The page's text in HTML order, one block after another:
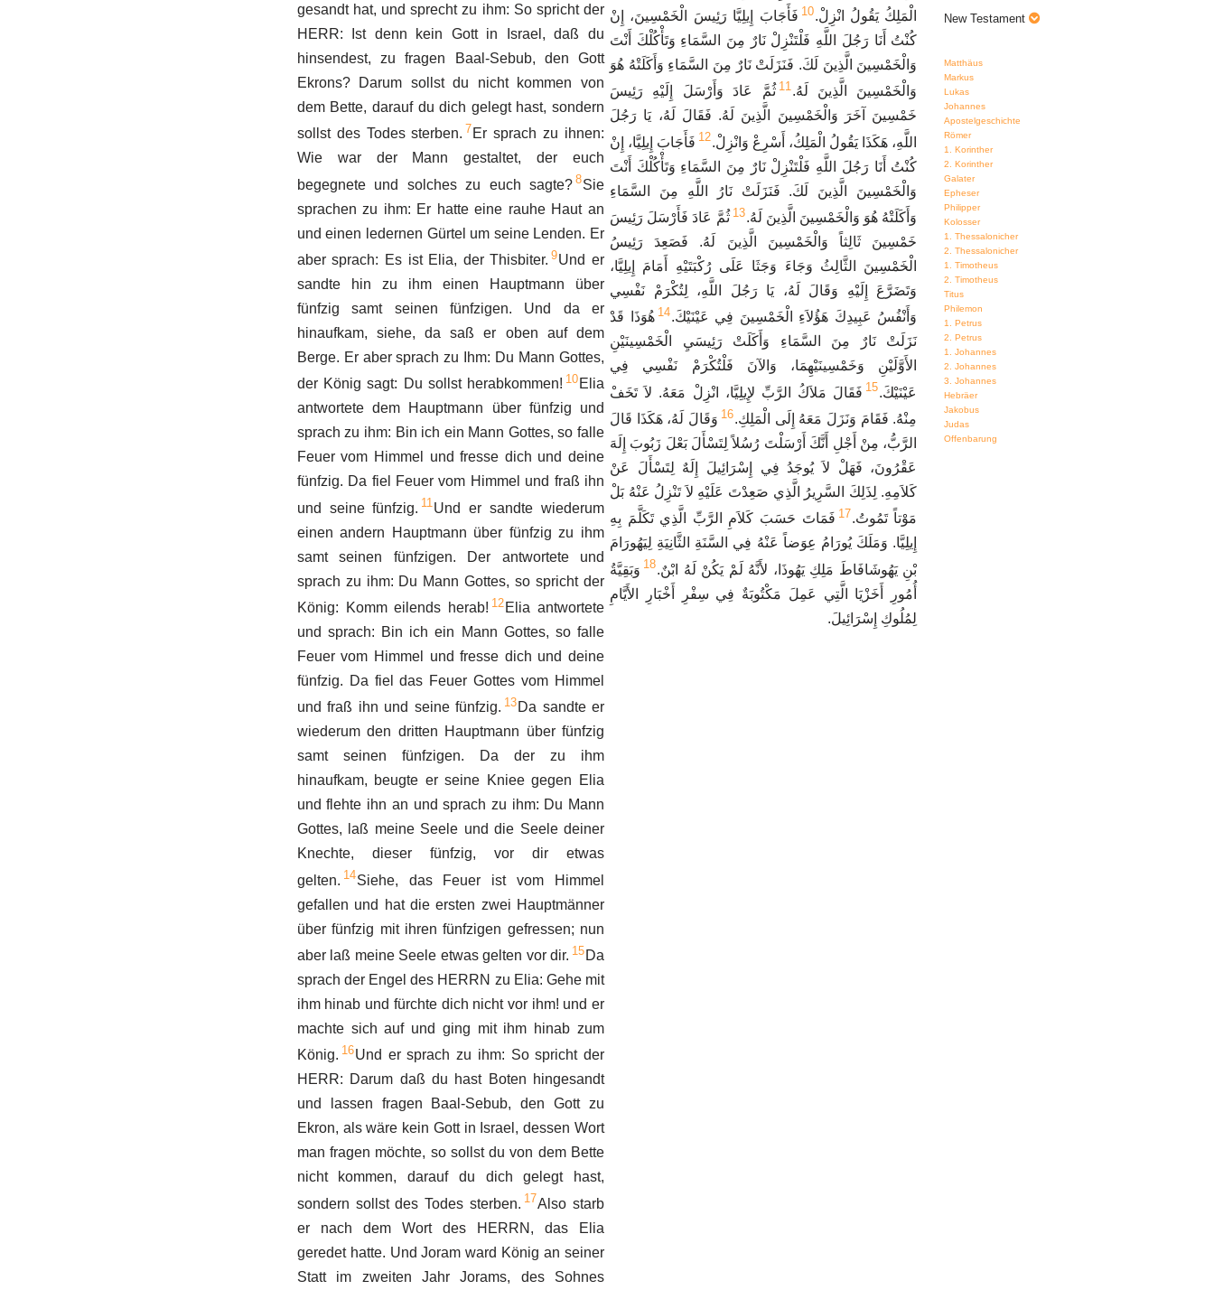
gesandt hat, und sprecht zu ihm: So spricht der
HERR: Ist denn kein Gott in Israel, daß du
hinsendest, zu fragen Baal-Sebub, den Gott
Ekrons? Darum sollst du nicht kommen von
dem Bette, darauf du dich gelegt hast, sondern
sollst des Todes sterben. 7 Er sprach zu ihnen:
Wie war der Mann gestaltet, der euch
begegnete und solches zu euch sagte? 8Sie
sprachen zu ihm: Er hatte eine rauhe Haut an
und einen ledernen Gürtel um seine Lenden. Er
aber sprach: Es ist Elia, der Thisbiter. 9Und er
sandte hin zu ihm einen Hauptmann über
fünfzig samt seinen fünfzigen. Und da er
hinaufkam, siehe, da saß er oben auf dem
Berge. Er aber sprach zu Ihm: Du Mann Gottes,
der König sagt: Du sollst herabkommen! 10 Elia
antwortete dem Hauptmann über fünfzig und
sprach zu ihm: Bin ich ein Mann Gottes, so falle
Feuer vom Himmel und fresse dich und deine
fünfzig. Da fiel Feuer vom Himmel und fraß ihn
und seine fünfzig. 11Und er sandte wiederum
einen andern Hauptmann über fünfzig zu ihm
samt seinen fünfzigen. Der antwortete und
sprach zu ihm: Du Mann Gottes, so spricht der
König: Komm eilends herab! 12 Elia antwortete
und sprach: Bin ich ein Mann Gottes, so falle
Feuer vom Himmel und fresse dich und deine
fünfzig. Da fiel das Feuer Gottes vom Himmel
und fraß ihn und seine fünfzig. 13 Da sandte er
wiederum den dritten Hauptmann über fünfzig
samt seinen fünfzigen. Da der zu ihm
hinaufkam, beugte er seine Kniee gegen Elia
und flehte ihn an und sprach zu ihm: Du Mann
Gottes, laß meine Seele und die Seele deiner
Knechte, dieser fünfzig, vor dir etwas
gelten. 14Siehe, das Feuer ist vom Himmel
gefallen und hat die ersten zwei Hauptmänner
über fünfzig mit ihren fünfzigen gefressen; nun
aber laß meine Seele etwas gelten vor dir. 15 Da
sprach der Engel des HERRN zu Elia: Gehe mit
ihm hinab und fürchte dich nicht vor ihm! und er
machte sich auf und ging mit ihm hinab zum
König. 16Und er sprach zu ihm: So spricht der
HERR: Darum daß du hast Boten hingesandt
und lassen fragen Baal-Sebub, den Gott zu
Ekron, als wäre kein Gott in Israel, dessen Wort
man fragen möchte, so sollst du von dem Bette
nicht kommen, darauf du dich gelegt hast,
sondern sollst des Todes sterben. 17Also starb
er nach dem Wort des HERRN, das Elia
geredet hatte. Und Joram ward König an seiner
Statt im zweiten Jahr Jorams, des Sohnes
الْمَلِكُ يَقُولُ انْزِلْ.10 فَأَجَابَ إِيلِيَّا رَئِيسَ الْخَمْسِينَ، إِنْ
كُنْتُ أَنَا رَجُلَ اللَّهِ فَلْتَنْزِلْ نَارٌ مِنَ السَّمَاءِ وَتَأْكُلْكَ أَنْتَ
وَالْخَمْسِينَ الَّذِينَ لَكَ. فَنَزَلَتْ نَارٌ مِنَ السَّمَاءِ وَأَكَلَتْهُ هُوَ
وَالْخَمْسِينَ الَّذِينَ لَهُ. 11 ثُمَّ عَادَ وَأَرْسَلَ إِلَيْهِ رَئِيسَ
خَمْسِينَ آخَرَ وَالْخَمْسِينَ الَّذِينَ لَهُ. فَقَالَ لَهُ، يَا رَجُلَ
اللَّهِ، هَكَذَا يَقُولُ الْمَلِكُ، أَسْرِعْ وَانْزِلْ.12 فَأَجَابَ إِيلِيَّا، إِنْ
كُنْتُ أَنَا رَجُلَ اللَّهِ فَلْتَنْزِلْ نَارٌ مِنَ السَّمَاءِ وَتَأْكُلْكَ أَنْتَ
وَالْخَمْسِينَ الَّذِينَ لَكَ. فَنَزَلَتْ نَارُ اللَّهِ مِنَ السَّمَاءِ
وَأَكَلَتْهُ هُوَ وَالْخَمْسِينَ الَّذِينَ لَهُ.13 ثُمَّ عَادَ فَأَرْسَلَ رَئِيسَ
خَمْسِينَ ثَالِثاً وَالْخَمْسِينَ الَّذِينَ لَهُ. فَصَعِدَ رَئِيسُ
الْخَمْسِينَ الثَّالِثُ وَجَاءَ وَجَثَا عَلَى رُكْبَتَيْهِ أَمَامَ إِيلِيَّا،
وَتَضَرَّعَ إِلَيْهِ وَقَالَ لَهُ، يَا رَجُلَ اللَّهِ، لِتُكْرَمْ نَفْسِي
وَأَنْفُسُ عَبِيدِكَ هَؤُلاَءِ الْخَمْسِينَ فِي عَيْنَيْكَ.14 هُوَذَا قَدْ
نَزَلَتْ نَارٌ مِنَ السَّمَاءِ وَأَكَلَتْ رَئِيسَيِ الْخَمْسِينَيْنِ
الأَوَّلَيْنِ وَخَمْسِينَيْهِمَا، وَالآنَ فَلْتُكْرَمْ نَفْسِي فِي
عَيْنَيْكَ.15 فَقَالَ مَلاَكُ الرَّبِّ لإِيلِيَّا، انْزِلْ مَعَهُ. لاَ تَخَفْ
مِنْهُ. فَقَامَ وَنَزَلَ مَعَهُ إِلَى الْمَلِكِ.16 وَقَالَ لَهُ، هَكَذَا قَالَ
الرَّبُّ، مِنْ أَجْلِ أَنَّكَ أَرْسَلْتَ رُسُلاً لِتَسْأَلَ بَعْلَ زَبُوبَ إِلَهَ
عَقْرُونَ، فَهَلْ لاَ يُوجَدُ فِي إِسْرَائِيلَ إِلَهٌ لِتَسْأَلَ عَنْ
كَلاَمِهِ. لِذَلِكَ السَّرِيرُ الَّذِي صَعِدْتَ عَلَيْهِ لاَ تَنْزِلُ عَنْهُ بَلْ
مَوْتاً تَمُوتُ.17 فَمَاتَ حَسَبَ كَلاَمِ الرَّبِّ الَّذِي تَكَلَّمَ بِهِ
إِيلِيَّا. وَمَلَكَ يُورَامُ عِوَضاً عَنْهُ فِي السَّنَةِ الثَّانِيَةِ لِيَهُورَامَ
بْنِ يَهُوشَافَاطَ مَلِكِ يَهُوذَا، لأَنَّهُ لَمْ يَكُنْ لَهُ ابْنٌ.18 وَبَقِيَّةُ
أُمُورِ أَخَزْيَا الَّتِي عَمِلَ مَكْتُوبَةٌ فِي سِفْرِ أَخْبَارِ الأَيَّامِ
لِمُلُوكِ إِسْرَائِيلَ.
New Testament
Matthäus
Markus
Lukas
Johannes
Apostelgeschichte
Römer
1. Korinther
2. Korinther
Galater
Epheser
Philipper
Kolosser
1. Thessalonicher
2. Thessalonicher
1. Timotheus
2. Timotheus
Titus
Philemon
1. Petrus
2. Petrus
1. Johannes
2. Johannes
3. Johannes
Hebräer
Jakobus
Judas
Offenbarung